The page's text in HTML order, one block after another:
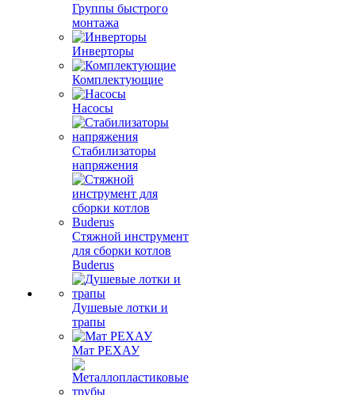
Группы быстрого
монтажа
Инверторы
Комплектующие
Насосы
Стабилизаторы
напряжения
Стяжной инструмент
для сборки котлов
Buderus
Душевые лотки и
трапы
Мат РЕХАУ